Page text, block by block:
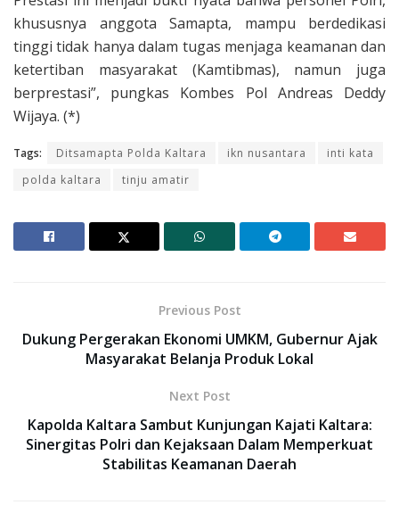
khususnya anggota Samapta, mampu berdedikasi
tinggi tidak hanya dalam tugas menjaga keamanan dan
ketertiban masyarakat (Kamtibmas), namun juga
berprestasi”, pungkas Kombes Pol Andreas Deddy
Wijaya. (*)
Tags: Ditsamapta Polda Kaltara ikn nusantara
inti kata
polda kaltara
tinju amatir
Previous Post
Dukung Pergerakan Ekonomi UMKM, Gubernur Ajak
Masyarakat Belanja Produk Lokal
Next Post
Kapolda Kaltara Sambut Kunjungan Kajati Kaltara:
Sinergitas Polri dan Kejaksaan Dalam Memperkuat
Stabilitas Keamanan Daerah